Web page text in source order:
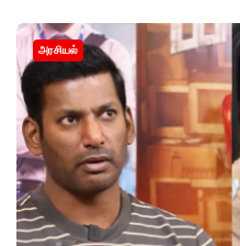
அரசியல்